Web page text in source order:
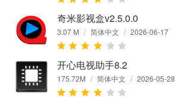
奇米影视盒v2.5.0.0
3.07 M / 简体中文 / 2026-06-17
开心电视助手8.2
175.72M / 简体中文 / 2026-05-28